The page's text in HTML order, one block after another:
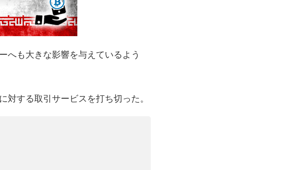
へも大きな影響を与えているよう
する取引サービスを打ち切った。